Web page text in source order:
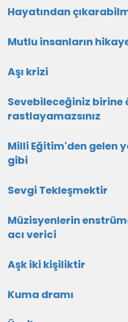
Hayatından
Mutlu insanların
Aşı krizi
Sevebileceğiniz birine
rastlayamazsınız
Milli Eğitim'den gelen
gibi
Sevgi Tekleşmektir
Müzisyenlerin
acı verici
Aşk iki kişiliktir
Kuma dramı